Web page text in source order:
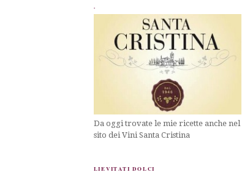
.
Da oggi trovate le mie ricette anche nel
sito dei Vini Santa Cristina
LIEVITATI DOLCI